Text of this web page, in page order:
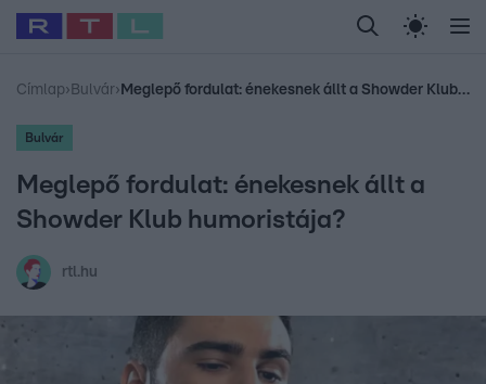
Legfrissebb RTL Híradó Randi Celeb vagyok,
Babits Marcella Most Wanted Gallusz
Címlap› Bulvár› Meglepő fordulat: énekesnek állt a Showder Klub humoristája?
Bulvár
Meglepő fordulat: énekesnek állt a
Showder Klub humoristája?
rtl.hu